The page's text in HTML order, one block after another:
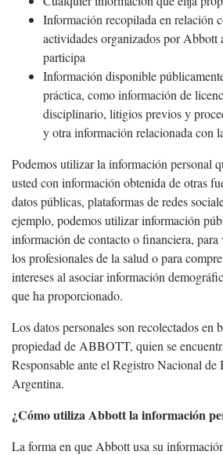
Información recopilada en relación
actividades organizados por Abbott
participa
Información disponible
práctica, como información de
disciplinario, litigios previos y
y otra información relacionada con
Podemos utilizar la información personal
usted con información obtenida de otras
datos públicas, plataformas de redes
ejemplo, podemos utilizar información
información de contacto o financiera,
los profesionales de la salud o para
intereses al asociar información
que ha proporcionado.
Los datos personales son recolectados en
propiedad de ABBOTT, quien se
Responsable ante el Registro Nacional de
Argentina.
¿Cómo utiliza Abbott la información
La forma en que Abbott usa su